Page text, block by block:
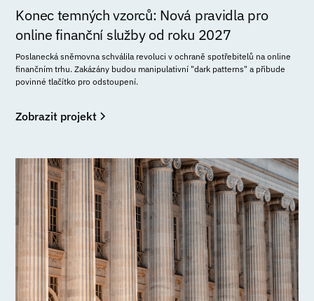
Konec temných vzorců: Nová pravidla pro
online finanční služby od roku 2027
Poslanecká sněmovna schválila revoluci v ochraně spotřebitelů na online
finančním trhu. Zakázány budou manipulativní "dark patterns" a přibude
povinné tlačítko pro odstoupení.
Zobrazit projekt